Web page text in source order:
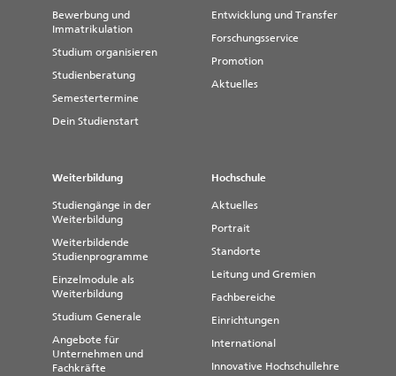
Bewerbung und
Immatrikulation
Studium organisieren
Studienberatung
Semestertermine
Dein Studienstart
Entwicklung und Transfer
Forschungsservice
Promotion
Aktuelles
Weiterbildung
Studiengänge in der
Weiterbildung
Weiterbildende
Studienprogramme
Einzelmodule als
Weiterbildung
Studium Generale
Angebote für
Unternehmen und
Fachkräfte
Hochschule
Aktuelles
Portrait
Standorte
Leitung und Gremien
Fachbereiche
Einrichtungen
International
Innovative Hochschullehre